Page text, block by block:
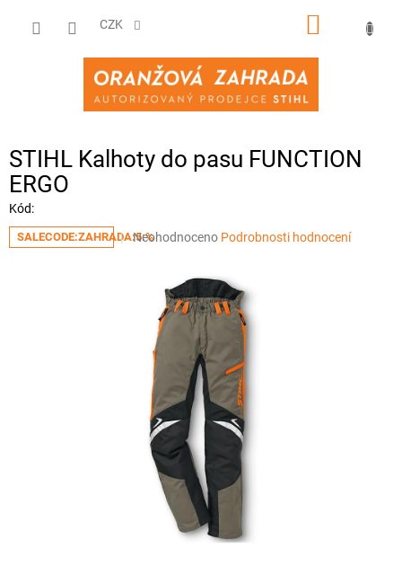
CZK
NÁKUPNÍ
STIHL Kalhoty do pasu FUNCTION
ERGO
Kód:
SALECODE:ZAHRADA:5:%Průměrné
hvězdiček.
Neohodnoceno Podrobnosti hodnocení